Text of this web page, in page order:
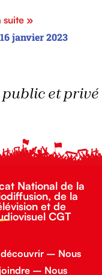
suite »
janvier 2023
et privé
National de la
de la
et de
CGT
– Nous
– Nous